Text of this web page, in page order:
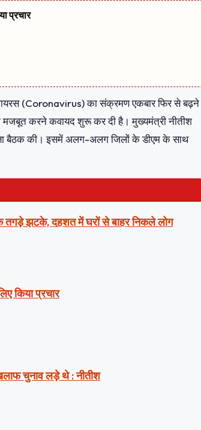
प्रचार
(Coronavirus) का संक्रमण एकबार फिर से बढ़ने
मजबूत करने कवायद शुरू कर दी है। मुख्यमंत्री नीतीश
बैठक की। इसमें अलग-अलग जिलों के डीएम के साथ
झटके, दहशत में घरों से बाहर निकले लोग
किया प्रचार
चुनाव लड़े थे : नीतीश